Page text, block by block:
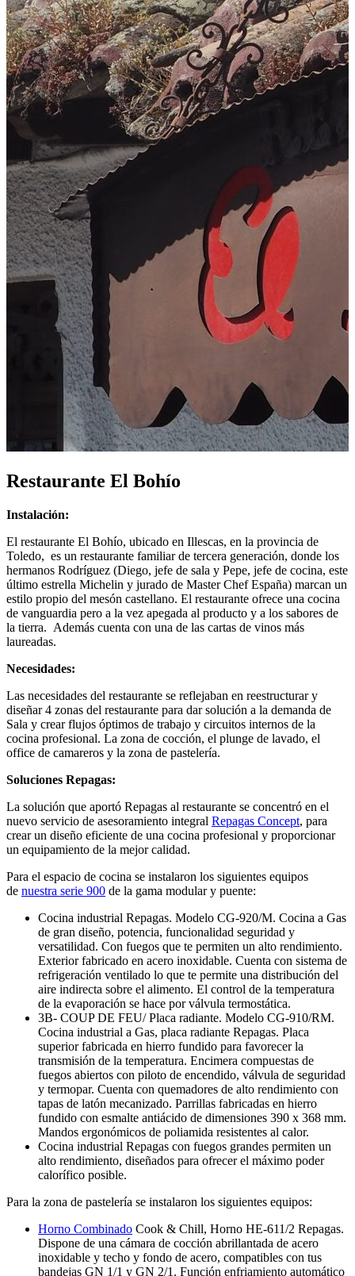
Restaurante El Bohío
Instalación:
El restaurante El Bohío, ubicado en Illescas, en la provincia de
Toledo, es un restaurante familiar de tercera generación, donde los
hermanos Rodríguez (Diego, jefe de sala y Pepe, jefe de cocina, este
último estrella Michelin y jurado de Master Chef España) marcan un
estilo propio del mesón castellano. El restaurante ofrece una cocina
de vanguardia pero a la vez apegada al producto y a los sabores de
la tierra. Además cuenta con una de las cartas de vinos más
laureadas.
Necesidades:
Las necesidades del restaurante se reflejaban en reestructurar y
diseñar 4 zonas del restaurante para dar solución a la demanda de
Sala y crear flujos óptimos de trabajo y circuitos internos de la
cocina profesional. La zona de cocción, el plunge de lavado, el
office de camareros y la zona de pastelería.
Soluciones Repagas:
La solución que aportó Repagas al restaurante se concentró en el
nuevo servicio de asesoramiento integral Repagas Concept, para
crear un diseño eficiente de una cocina profesional y proporcionar
un equipamiento de la mejor calidad.
Para el espacio de cocina se instalaron los siguientes equipos
de nuestra serie 900 de la gama modular y puente:
Cocina industrial Repagas. Modelo CG-920/M. Cocina a Gas
de gran diseño, potencia, funcionalidad seguridad y
versatilidad. Con fuegos que te permiten un alto rendimiento.
Exterior fabricado en acero inoxidable. Cuenta con sistema de
refrigeración ventilado lo que te permite una distribución del
aire indirecta sobre el alimento. El control de la temperatura
de la evaporación se hace por válvula termostática.
3B- COUP DE FEU/ Placa radiante. Modelo CG-910/RM.
Cocina industrial a Gas, placa radiante Repagas. Placa
superior fabricada en hierro fundido para favorecer la
transmisión de la temperatura. Encimera compuestas de
fuegos abiertos con piloto de encendido, válvula de seguridad
y termopar. Cuenta con quemadores de alto rendimiento con
tapas de latón mecanizado. Parrillas fabricadas en hierro
fundido con esmalte antiácido de dimensiones 390 x 368 mm.
Mandos ergonómicos de poliamida resistentes al calor.
Cocina industrial Repagas con fuegos grandes permiten un
alto rendimiento, diseñados para ofrecer el máximo poder
calorífico posible.
Para la zona de pastelería se instalaron los siguientes equipos:
Horno Combinado Cook & Chill, Horno HE-611/2 Repagas.
Dispone de una cámara de cocción abrillantada de acero
inoxidable y techo y fondo de acero, compatibles con tus
bandejas GN 1/1 y GN 2/1. Función enfriamiento automático